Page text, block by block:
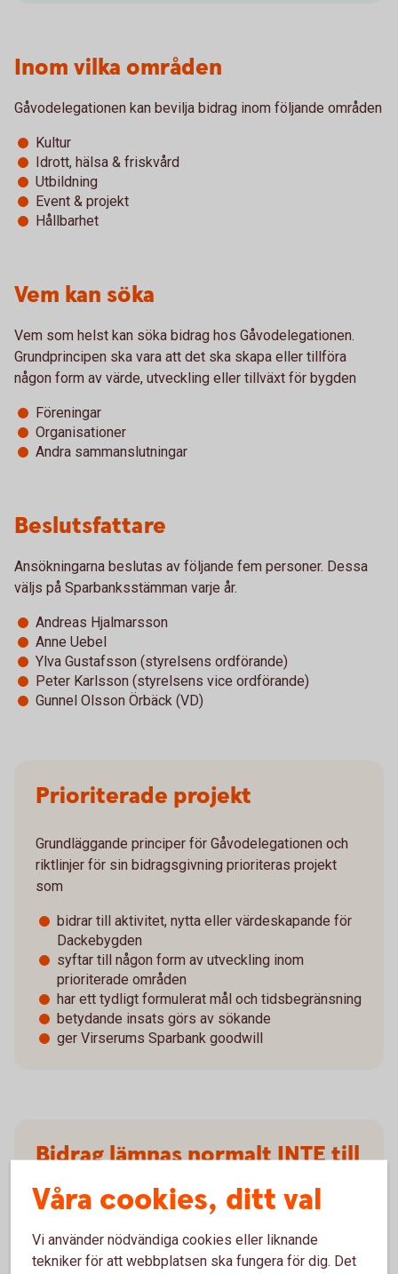
Inom vilka områden
Gåvodelegationen kan bevilja bidrag inom följande områden
Kultur
Idrott, hälsa & friskvård
Utbildning
Event & projekt
Hållbarhet
Vem kan söka
Vem som helst kan söka bidrag hos Gåvodelegationen.
Grundprincipen ska vara att det ska skapa eller tillföra
någon form av värde, utveckling eller tillväxt för bygden
Föreningar
Organisationer
Andra sammanslutningar
Beslutsfattare
Ansökningarna beslutas av följande fem personer. Dessa
väljs på Sparbanksstämman varje år.
Andreas Hjalmarsson
Anne Uebel
Ylva Gustafsson (styrelsens ordförande)
Peter Karlsson (styrelsens vice ordförande)
Gunnel Olsson Örbäck (VD)
Prioriterade projekt
Grundläggande principer för Gåvodelegationen och
riktlinjer för sin bidragsgivning prioriteras projekt
som
bidrar till aktivitet, nytta eller värdeskapande för
Dackebygden
syftar till någon form av utveckling inom
prioriterade områden
har ett tydligt formulerat mål och tidsbegränsning
betydande insats görs av sökande
ger Virserums Sparbank goodwill
Bidrag lämnas normalt INTE till
ändamål som avser löpande verksamhet och
ändamål som normalt sett finanseras med
kommunala, regionala eller statliga medel
Våra cookies, ditt val
Vi använder nödvändiga cookies eller liknande
tekniker för att webbplatsen ska fungera för dig. Det